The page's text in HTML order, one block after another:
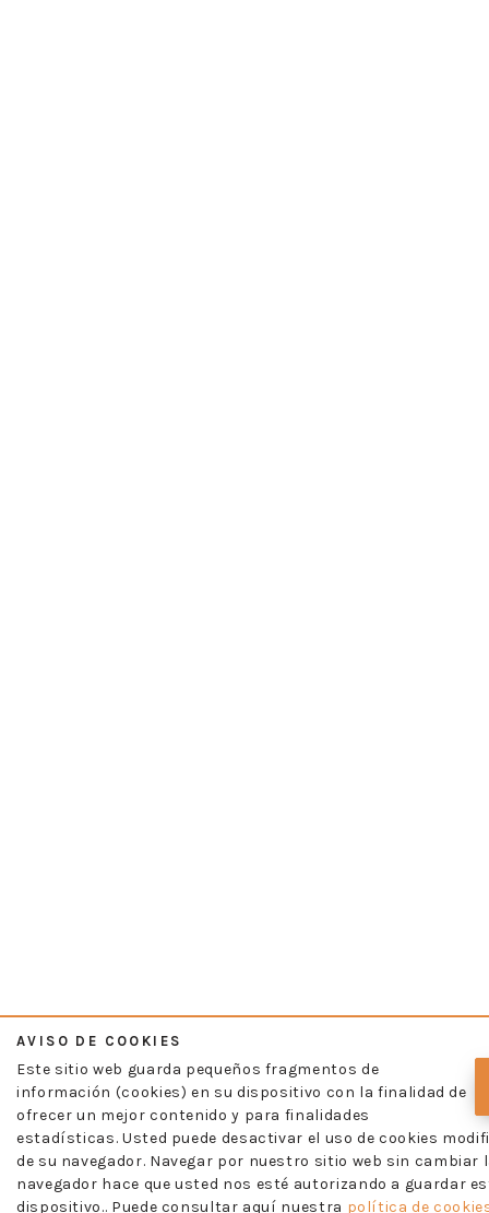
AVISO DE COOKIES
Este sitio web guarda pequeños fragmentos de
información (cookies) en su dispositivo con la finalidad de
ofrecer un mejor contenido y para finalidades
estadísticas. Usted puede desactivar el uso de cookies
de su navegador. Navegar por nuestro sitio web sin cambiar
navegador hace que usted nos esté autorizando a guardar
dispositivo.. Puede consultar aquí nuestra política de